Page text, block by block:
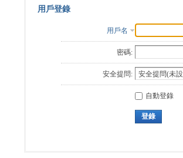
用戶登錄
用戶名
密碼:
安全提問:
自動登錄
登錄